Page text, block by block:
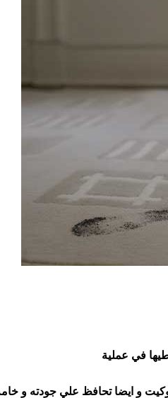
في عملية
و ايضا تحافظ علي جودته و